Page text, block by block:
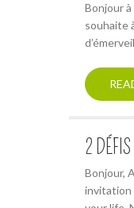
Bonjour
souhaite
2
Bonjour,
invitation